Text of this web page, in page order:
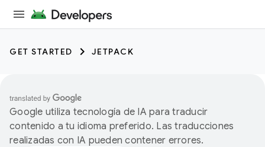
GET STARTED JETPACK
Google utiliza tecnología de IA para traducir
contenido a tu idioma preferido. Las traducciones
realizadas con IA pueden contener errores.